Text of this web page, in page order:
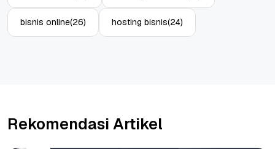
bisnis online(26) hosting bisnis(24)
Rekomendasi Artikel